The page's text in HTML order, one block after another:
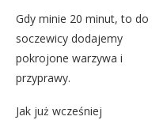
Gdy minie 20 minut, to do
soczewicy dodajemy
pokrojone warzywa i
przyprawy.
Jak już wcześniej